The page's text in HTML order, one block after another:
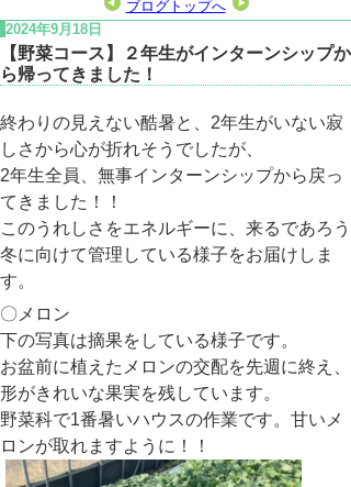
ブログトップへ
2024年9月18日
【野菜コース】２年生がインターンシップか
ら帰ってきました！
終わりの見えない酷暑と、2年生がいない寂
しさから心が折れそうでしたが、
2年生全員、無事インターンシップから戻っ
てきました！！
このうれしさをエネルギーに、来るであろう
冬に向けて管理している様子をお届けしま
す。
〇メロン
下の写真は摘果をしている様子です。
お盆前に植えたメロンの交配を先週に終え、
形がきれいな果実を残しています。
野菜科で1番暑いハウスの作業です。甘いメ
ロンが取れますように！！